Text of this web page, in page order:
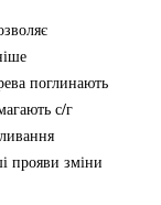
поглинають
с/г
прояви зміни